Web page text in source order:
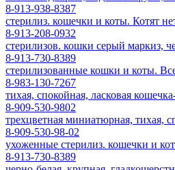
8-913-938-8387
стерилиз. кошечки и коты. Котят
8-913-208-0932
стерилизов. кошки серый маркиз,
8-913-730-8389
стерилизованные кошки и коты.
8-983-130-7267
тихая, спокойная, ласковая
8-909-530-9802
трехцветная миниатюрная, тихая,
8-909-530-98-02
ухоженные стерилиз. кошечки и
8-913-730-8389